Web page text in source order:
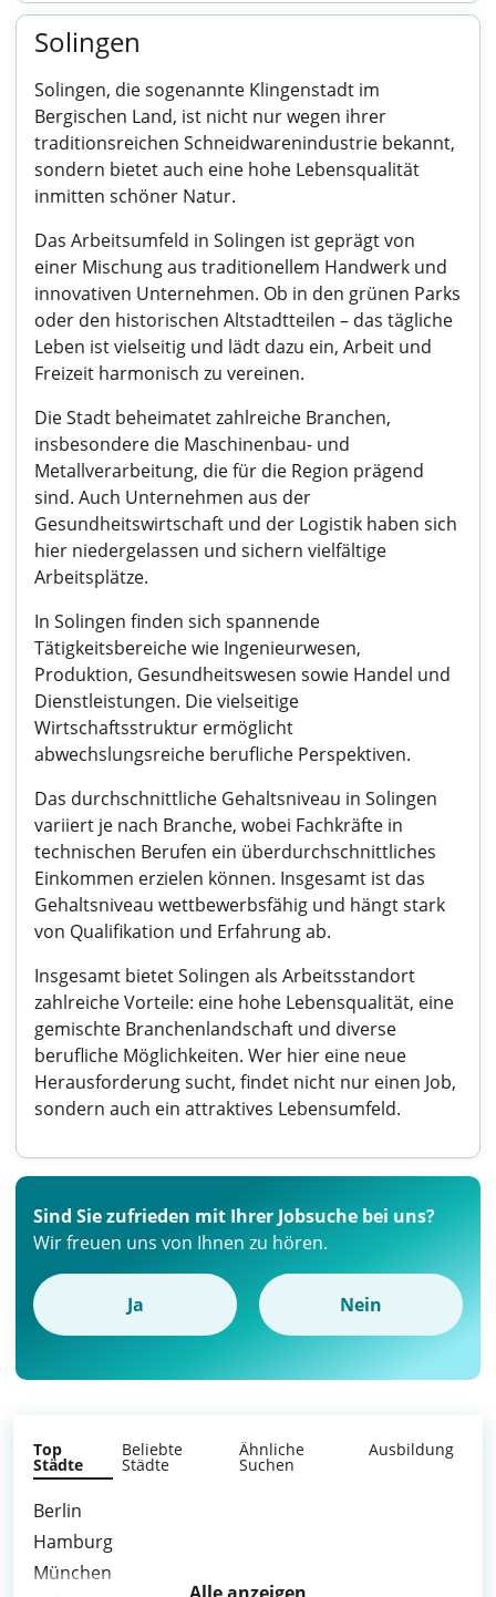
Solingen
Solingen, die sogenannte Klingenstadt im
Bergischen Land, ist nicht nur wegen ihrer
traditionsreichen Schneidwarenindustrie bekannt,
sondern bietet auch eine hohe Lebensqualität
inmitten schöner Natur.
Das Arbeitsumfeld in Solingen ist geprägt von
einer Mischung aus traditionellem Handwerk und
innovativen Unternehmen. Ob in den grünen Parks
oder den historischen Altstadtteilen – das tägliche
Leben ist vielseitig und lädt dazu ein, Arbeit und
Freizeit harmonisch zu vereinen.
Die Stadt beheimatet zahlreiche Branchen,
insbesondere die Maschinenbau- und
Metallverarbeitung, die für die Region prägend
sind. Auch Unternehmen aus der
Gesundheitswirtschaft und der Logistik haben sich
hier niedergelassen und sichern vielfältige
Arbeitsplätze.
In Solingen finden sich spannende
Tätigkeitsbereiche wie Ingenieurwesen,
Produktion, Gesundheitswesen sowie Handel und
Dienstleistungen. Die vielseitige
Wirtschaftsstruktur ermöglicht
abwechslungsreiche berufliche Perspektiven.
Das durchschnittliche Gehaltsniveau in Solingen
variiert je nach Branche, wobei Fachkräfte in
technischen Berufen ein überdurchschnittliches
Einkommen erzielen können. Insgesamt ist das
Gehaltsniveau wettbewerbsfähig und hängt stark
von Qualifikation und Erfahrung ab.
Insgesamt bietet Solingen als Arbeitsstandort
zahlreiche Vorteile: eine hohe Lebensqualität, eine
gemischte Branchenlandschaft und diverse
berufliche Möglichkeiten. Wer hier eine neue
Herausforderung sucht, findet nicht nur einen Job,
sondern auch ein attraktives Lebensumfeld.
Sind Sie zufrieden mit Ihrer Jobsuche bei uns?
Wir freuen uns von Ihnen zu hören.
Ja Nein
Top
Städte
Beliebte
Städte
Ähnliche
Suchen
Ausbildung
Berlin
Hamburg
München